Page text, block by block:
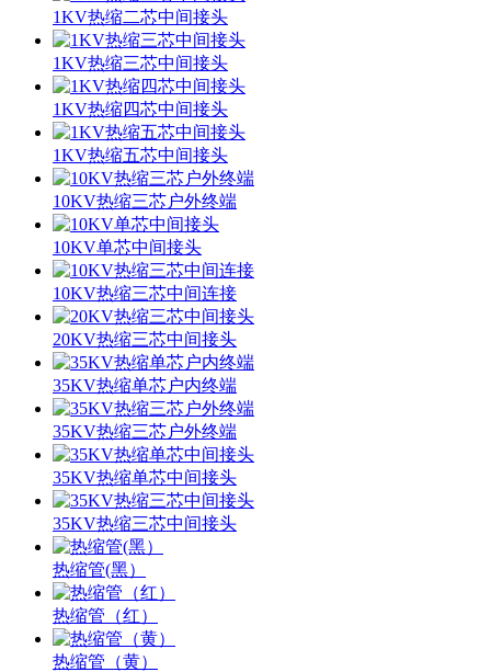
1KV热缩二芯中间接头
1KV热缩三芯中间接头
1KV热缩四芯中间接头
1KV热缩五芯中间接头
10KV热缩三芯户外终端
10KV单芯中间接头
10KV热缩三芯中间连接
20KV热缩三芯中间接头
35KV热缩单芯户内终端
35KV热缩三芯户外终端
35KV热缩单芯中间接头
35KV热缩三芯中间接头
热缩管(黑）
热缩管（红）
热缩管（黄）